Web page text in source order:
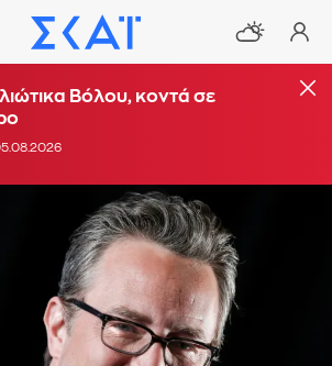
Βόλου, κοντά σε